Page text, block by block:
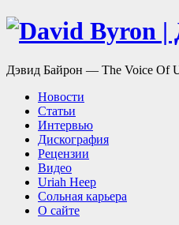
Дэвид Байрон — The Voice Of
Новости
Статьи
Интервью
Дискография
Рецензии
Видео
Uriah Heep
Сольная карьера
О сайте